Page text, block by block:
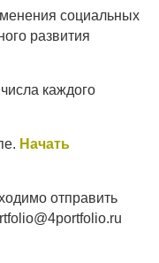
социальных
развития
каждого
Начать
отправить